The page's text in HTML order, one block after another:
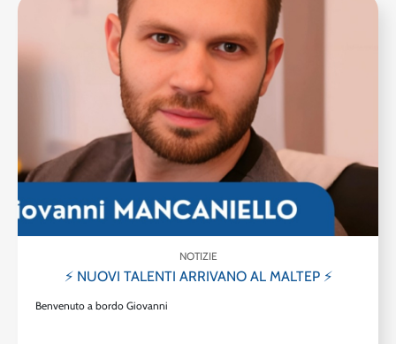
NOTIZIE
⚡ NUOVI TALENTI ARRIVANO AL MALTEP ⚡
Benvenuto a bordo Giovanni